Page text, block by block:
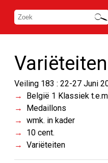
Variëteiten
Veiling 183 : 22-27 Juni
België 1 Klassiek
Medaillons
wmk. in kader
10 cent.
Variëteiten